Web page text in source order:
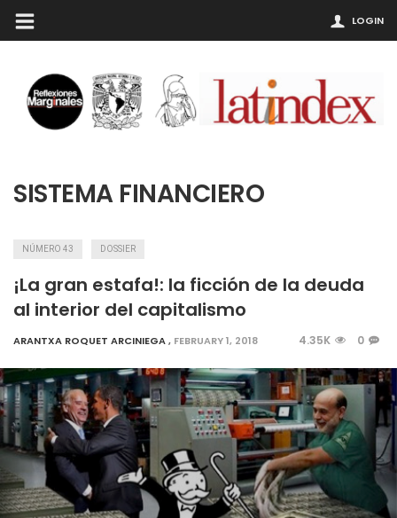
LOGIN
SISTEMA FINANCIERO
NÚMERO 43 DOSSIER
¡La gran estafa!: la ficción de la deuda
al interior del capitalismo
ARANTXA ROQUET ARCINIEGA, FEBRUARY 1, 2018 4.35K 0